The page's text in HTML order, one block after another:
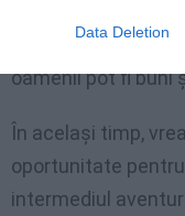
Data Deletion
răspândind un
oamenii pot fi buni
În același timp,
oportunitate
intermediul